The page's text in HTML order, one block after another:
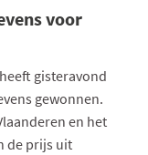
voor
gisteravond
gewonnen.
en het
de prijs uit